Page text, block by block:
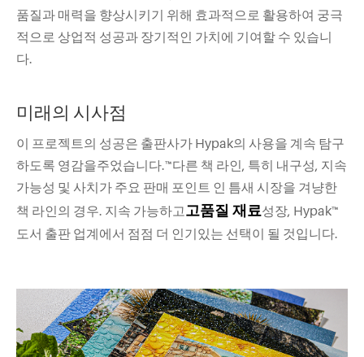
품질과 매력을 향상시키기 위해 효과적으로 활용하여 궁극
적으로 상업적 성공과 장기적인 가치에 기여할 수 있습니
다.
미래의 시사점
이 프로젝트의 성공은 출판사가 Hypak의 사용을 계속 탐구
하도록 영감을주었습니다.™다른 책 라인, 특히 내구성, 지속
가능성 및 사치가 주요 판매 포인트 인 틈새 시장을 겨냥한
책 라인의 경우. 지속 가능하고고품질 재료성장, Hypak™
도서 출판 업계에서 점점 더 인기있는 선택이 될 것입니다.